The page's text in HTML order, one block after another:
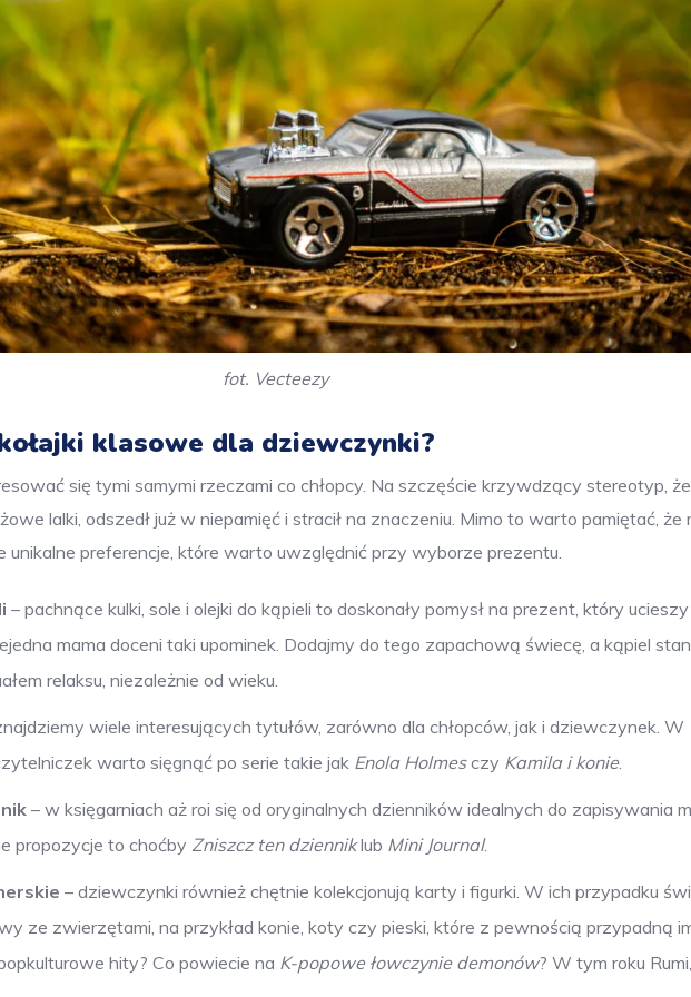
fot. Vecteezy
klasowe dla dziewczynki?
się tymi samymi rzeczami co chłopcy. Na szczęście krzywdzący stereotyp,
lalki, odszedł już w niepamięć i stracił na znaczeniu. Mimo to warto pamiętać, że
unikalne preferencje, które warto uwzględnić przy wyborze prezentu.
– pachnące kulki, sole i olejki do kąpieli to doskonały pomysł na prezent, który
mama doceni taki upominek. Dodajmy do tego zapachową świecę, a kąpiel
relaksu, niezależnie od wieku.
wiele interesujących tytułów, zarówno dla chłopców, jak i dziewczynek. W
warto sięgnąć po serie takie jak Enola Holmesczy Kamila i konie.
– w księgarniach aż roi się od oryginalnych dzienników idealnych do zapisywania
propozycje to choćby Zniszcz ten dzienniklub Mini Journal.
– dziewczynki również chętnie kolekcjonują karty i figurki. W ich przypadku
ze zwierzętami, na przykład konie, koty czy pieski, które z pewnością przypadną
hity? Co powiecie na K-popowe łowczynie demonów? W tym roku